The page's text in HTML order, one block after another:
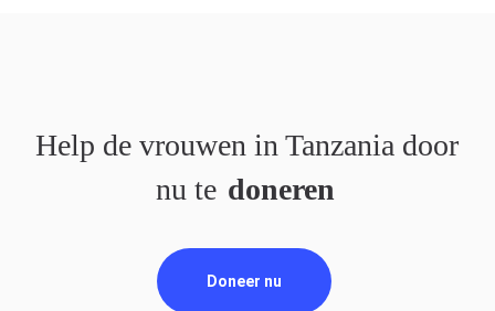
Help de vrouwen in Tanzania door
nu te doneren
Doneer nu